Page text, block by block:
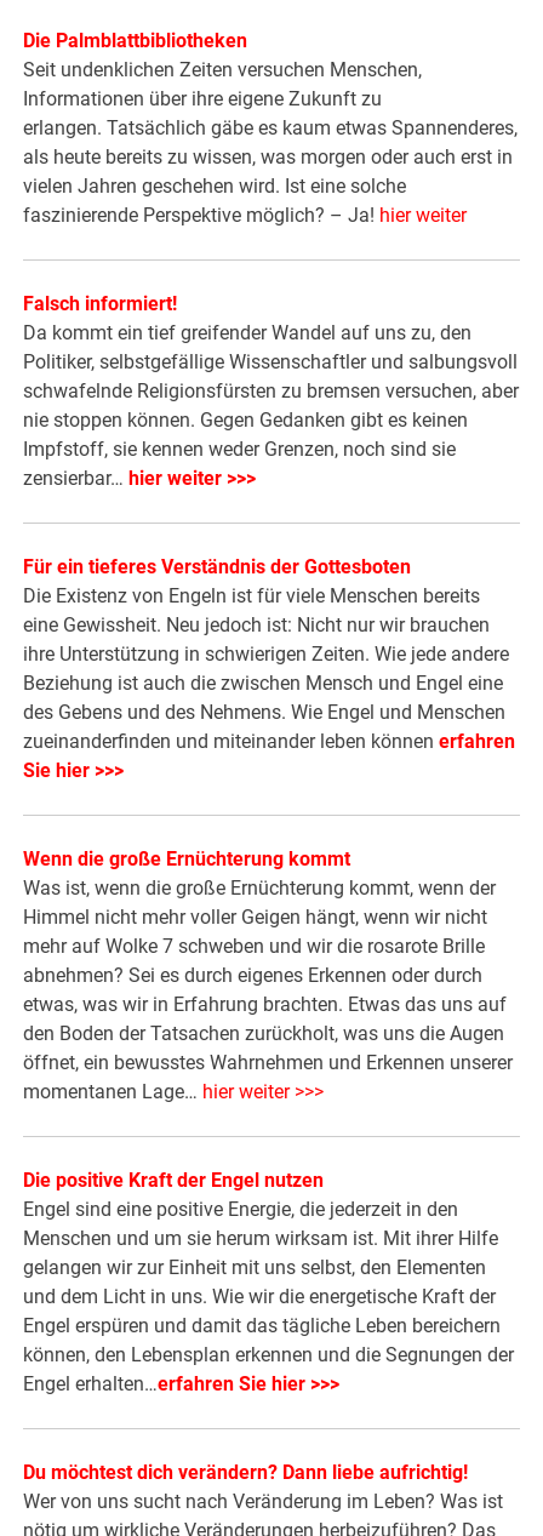
Die Palmblattbibliotheken
Seit undenklichen Zeiten versuchen Menschen,
Informationen über ihre eigene Zukunft zu
erlangen. Tatsächlich gäbe es kaum etwas Spannenderes,
als heute bereits zu wissen, was morgen oder auch erst in
vielen Jahren geschehen wird. Ist eine solche
faszinierende Perspektive möglich? – Ja! hier weiter
Falsch informiert!
Da kommt ein tief greifender Wandel auf uns zu, den
Politiker, selbstgefällige Wissenschaftler und salbungsvoll
schwafelnde Religionsfürsten zu bremsen versuchen, aber
nie stoppen können. Gegen Gedanken gibt es keinen
Impfstoff, sie kennen weder Grenzen, noch sind sie
zensierbar… hier weiter >>>
Für ein tieferes Verständnis der Gottesboten
Die Existenz von Engeln ist für viele Menschen bereits
eine Gewissheit. Neu jedoch ist: Nicht nur wir brauchen
ihre Unterstützung in schwierigen Zeiten. Wie jede andere
Beziehung ist auch die zwischen Mensch und Engel eine
des Gebens und des Nehmens. Wie Engel und Menschen
zueinanderfinden und miteinander leben können erfahren
Sie hier >>>
Wenn die große Ernüchterung kommt
Was ist, wenn die große Ernüchterung kommt, wenn der
Himmel nicht mehr voller Geigen hängt, wenn wir nicht
mehr auf Wolke 7 schweben und wir die rosarote Brille
abnehmen? Sei es durch eigenes Erkennen oder durch
etwas, was wir in Erfahrung brachten. Etwas das uns auf
den Boden der Tatsachen zurückholt, was uns die Augen
öffnet, ein bewusstes Wahrnehmen und Erkennen unserer
momentanen Lage… hier weiter >>>
Die positive Kraft der Engel nutzen
Engel sind eine positive Energie, die jederzeit in den
Menschen und um sie herum wirksam ist. Mit ihrer Hilfe
gelangen wir zur Einheit mit uns selbst, den Elementen
und dem Licht in uns. Wie wir die energetische Kraft der
Engel erspüren und damit das tägliche Leben bereichern
können, den Lebensplan erkennen und die Segnungen der
Engel erhalten…erfahren Sie hier >>>
Du möchtest dich verändern? Dann liebe aufrichtig!
Wer von uns sucht nach Veränderung im Leben? Was ist
nötig um wirkliche Veränderungen herbeizuführen? Das